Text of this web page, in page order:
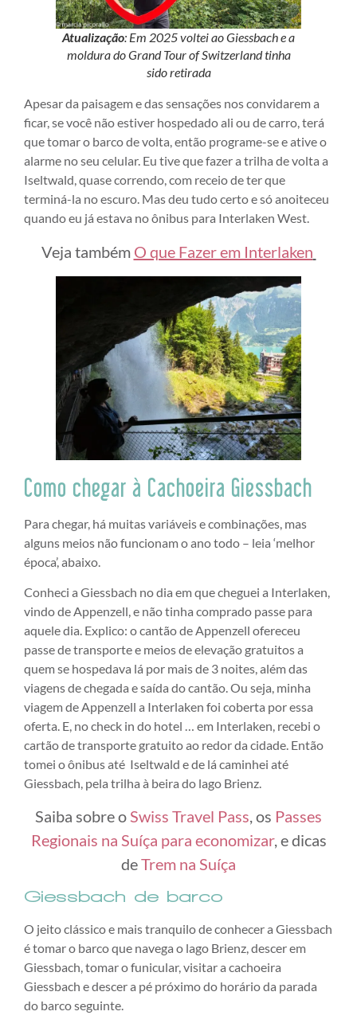
Atualização: Em 2025 voltei ao Giessbach e a
moldura do Grand Tour of Switzerland tinha
sido retirada
Apesar da paisagem e das sensações nos convidarem a
ficar, se você não estiver hospedado ali ou de carro, terá
que tomar o barco de volta, então programe-se e ative o
alarme no seu celular. Eu tive que fazer a trilha de volta a
Iseltwald, quase correndo, com receio de ter que
terminá-la no escuro. Mas deu tudo certo e só anoiteceu
quando eu já estava no ônibus para Interlaken West.
Veja também O que Fazer em Interlaken
Como chegar à Cachoeira Giessbach
Para chegar, há muitas variáveis e combinações, mas
alguns meios não funcionam o ano todo – leia ‘melhor
época’, abaixo.
Conheci a Giessbach no dia em que cheguei a Interlaken,
vindo de Appenzell, e não tinha comprado passe para
aquele dia. Explico: o cantão de Appenzell ofereceu
passe de transporte e meios de elevação gratuitos a
quem se hospedava lá por mais de 3 noites, além das
viagens de chegada e saída do cantão. Ou seja, minha
viagem de Appenzell a Interlaken foi coberta por essa
oferta. E, no check in do hotel … em Interlaken, recebi o
cartão de transporte gratuito ao redor da cidade. Então
tomei o ônibus até Iseltwald e de lá caminhei até
Giessbach, pela trilha à beira do lago Brienz.
Saiba sobre oSwiss Travel Pass, os Passes
Regionais na Suíça para economizar, e dicas
deTrem na Suíça
Giessbach de barco
O jeito clássico e mais tranquilo de conhecer a Giessbach
é tomar o barco que navega o lago Brienz, descer em
Giessbach, tomar o funicular, visitar a cachoeira
Giessbach e descer a pé próximo do horário da parada
do barco seguinte.